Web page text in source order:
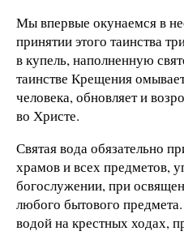
Мы впервые окунаемся в
принятии этого таинства
в купель, наполненную
таинстве Крещения
человека, обновляет и
во Христе.
Святая вода обязательно
храмов и всех предметов,
богослужении, при
любого бытового
водой на крестных ходах,